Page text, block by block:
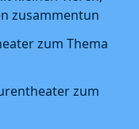
zusammentun
zum Thema
zum